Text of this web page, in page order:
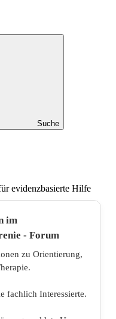
Suche
evidenzbasierte Hilfe
im
- Forum
zu Orientierung,
fachlich Interessierte.